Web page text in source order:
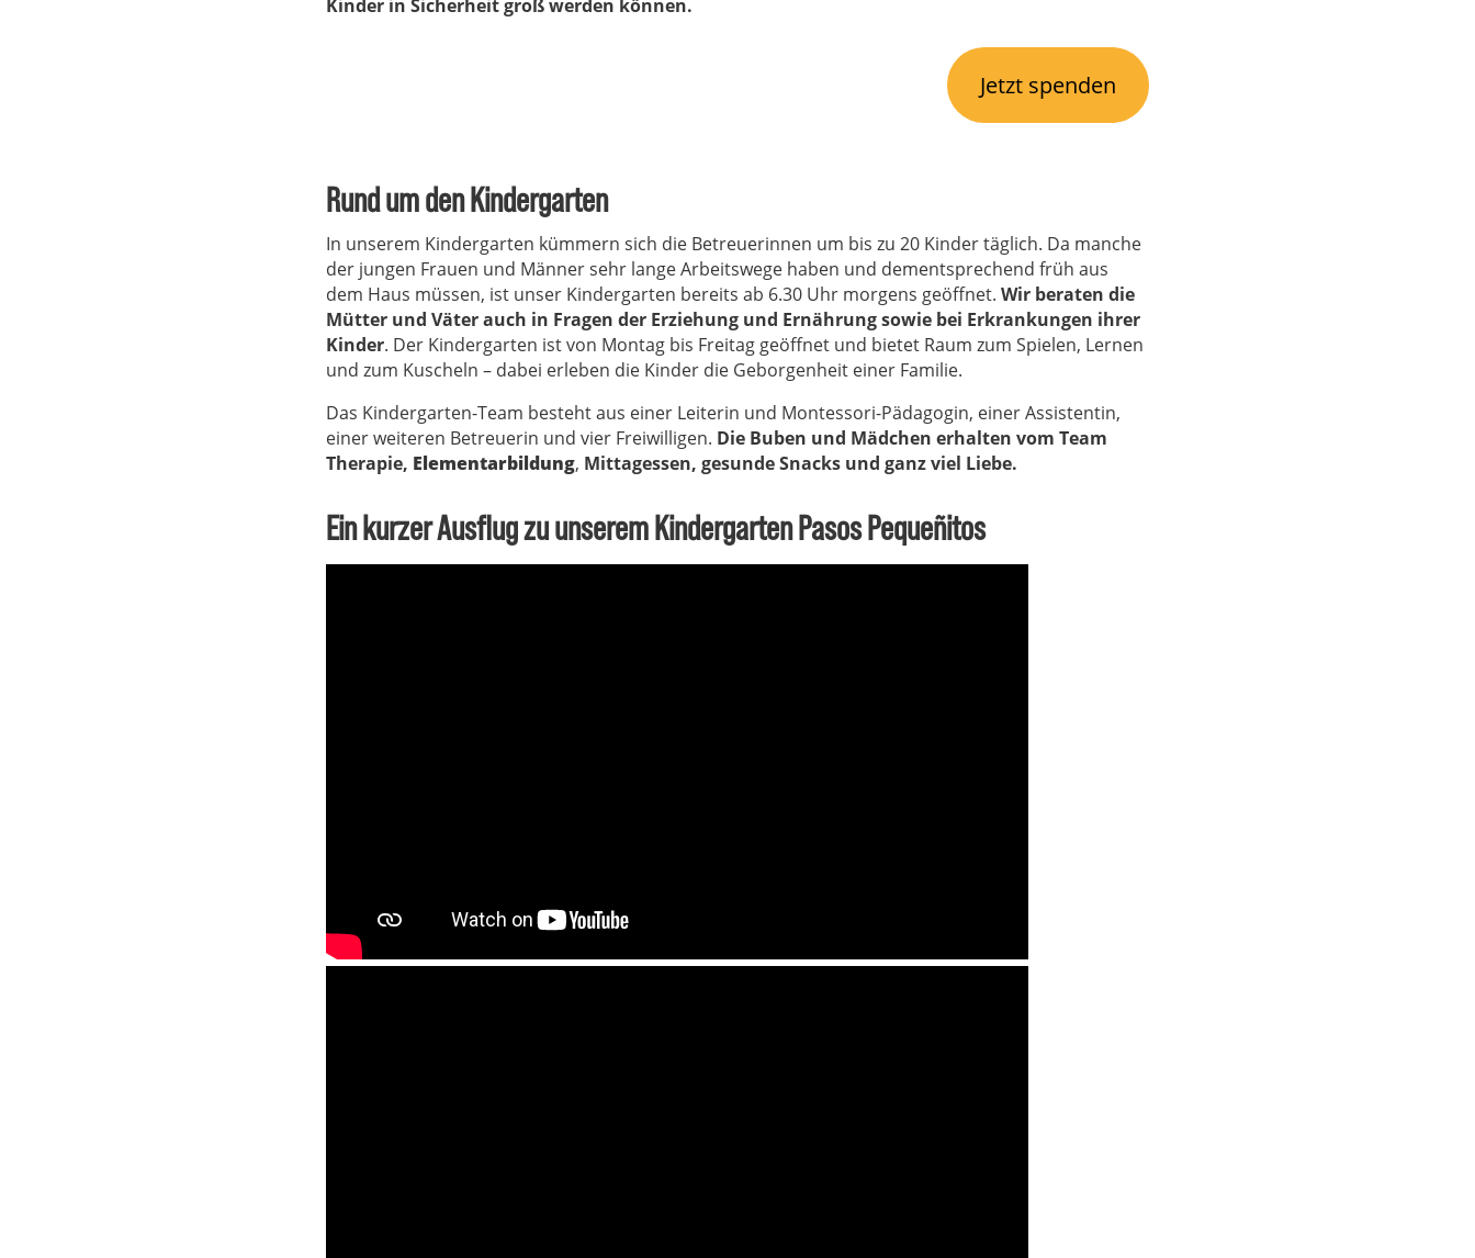
Kinder in Sicherheit groß werden können.
Jetzt spenden
Rund um den Kindergarten
In unserem Kindergarten kümmern sich die Betreuerinnen um bis zu 20 Kinder täglich. Da manche
der jungen Frauen und Männer sehr lange Arbeitswege haben und dementsprechend früh aus
dem Haus müssen, ist unser Kindergarten bereits ab 6.30 Uhr morgens geöffnet. Wir beraten die
Mütter und Väter auch in Fragen der Erziehung und Ernährung sowie bei Erkrankungen ihrer
Kinder. Der Kindergarten ist von Montag bis Freitag geöffnet und bietet Raum zum Spielen, Lernen
und zum Kuscheln – dabei erleben die Kinder die Geborgenheit einer Familie.
Das Kindergarten-Team besteht aus einer Leiterin und Montessori-Pädagogin, einer Assistentin,
einer weiteren Betreuerin und vier Freiwilligen. Die Buben und Mädchen erhalten vom Team
Therapie, Elementarbildung, Mittagessen, gesunde Snacks und ganz viel Liebe.
Ein kurzer Ausflug zu unserem Kindergarten Pasos Pequeñitos